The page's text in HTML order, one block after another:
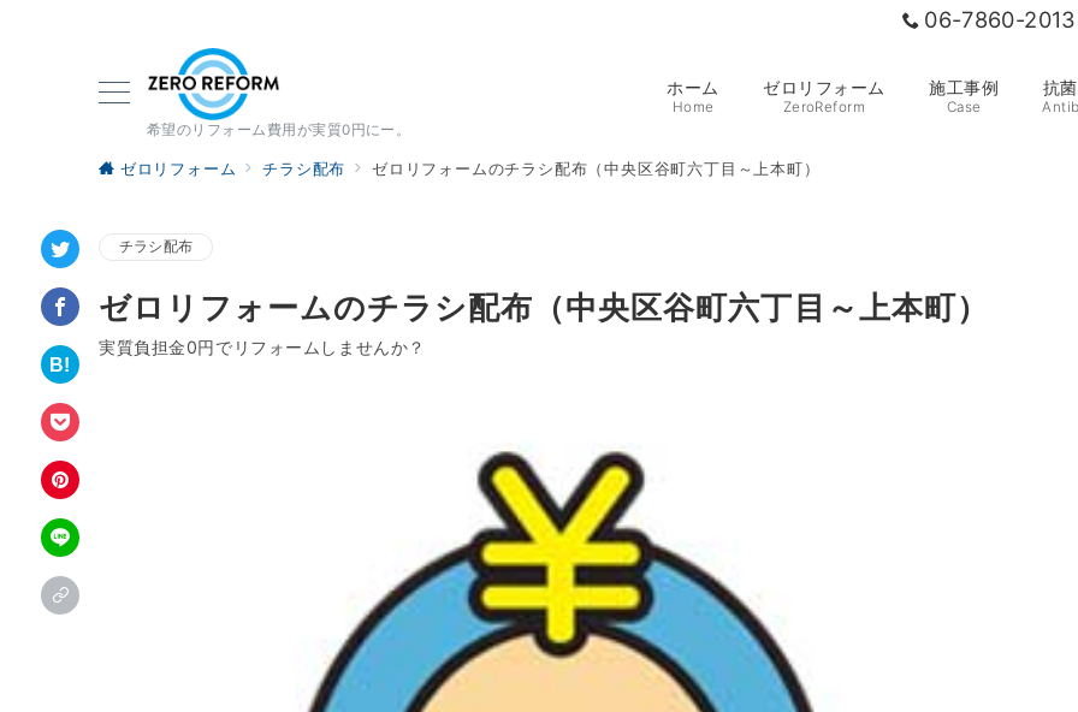
06-7860-2013
希望のリフォーム費用が実質0円にー。
ホーム
Home
ゼロリフォーム
ZeroReform
施工事例
Case
抗
ゼロリフォーム チラシ配布 ゼロリフォームのチラシ配布（中央区谷町六丁目～上本町）
チラシ配布
ゼロリフォームのチラシ配布（中央区谷町六丁目～上本町）
実質負担金0円でリフォームしませんか？